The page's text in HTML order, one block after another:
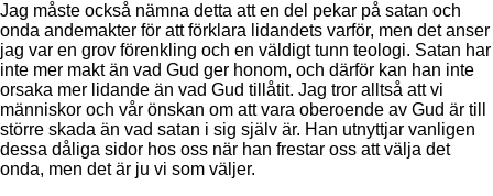
Jag måste också nämna detta att en del pekar på satan och
onda andemakter för att förklara lidandets varför, men det anser
jag var en grov förenkling och en väldigt tunn teologi. Satan har
inte mer makt än vad Gud ger honom, och därför kan han inte
orsaka mer lidande än vad Gud tillåtit. Jag tror alltså att vi
människor och vår önskan om att vara oberoende av Gud är till
större skada än vad satan i sig själv är. Han utnyttjar vanligen
dessa dåliga sidor hos oss när han frestar oss att välja det
onda, men det är ju vi som väljer.